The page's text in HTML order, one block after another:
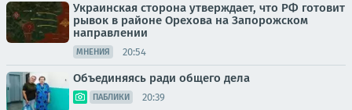
Украинская сторона утверждает, что РФ готовит
рывок в районе Орехова на Запорожском
направлении
МНЕНИЯ 20:54
Объединяясь ради общего дела
ПАБЛИКИ 20:39